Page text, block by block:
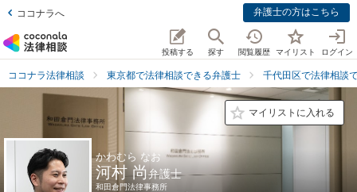
ココナラへ 弁護士の方はこちら
投稿する 探す 閲覧履歴 マイリスト ログイン
ココナラ法律相談 東京都で法律相談できる弁護士 千代田区で法律相談
マイリストに入れる
かわむら なお
河村 尚弁護士
和田倉門法律事務所